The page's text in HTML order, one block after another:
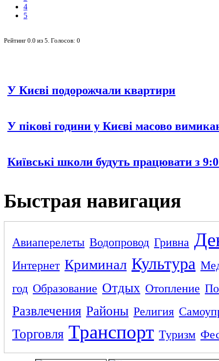
4
5
Рейтинг 0.0 из 5 . Голосов: 0
У Києві подорожчали квартири
У пікові години у Києві масово
Київські школи будуть працювати з
Быстрая навигация
Авиаперелеты Водопровод Гривна
Интернет Криминал Культура
год Образование Отдых Отопление
Развлечения Районы Религия
Торговля Транспорт Туризм